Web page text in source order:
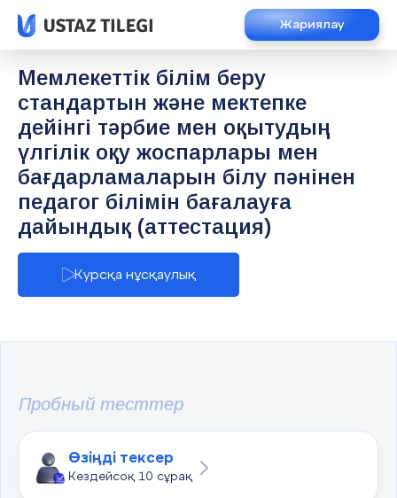
Жариялау
Мемлекеттік білім беру
стандартын және мектепке
дейінгі тәрбие мен оқытудың
үлгілік оқу жоспарлары мен
бағдарламаларын білу пәнінен
педагог білімін бағалауға
дайындық (аттестация)
Курсқа нұсқаулық
Пробный тесттер
Өзіңді тексер
Кездейсоқ 10 сұрақ